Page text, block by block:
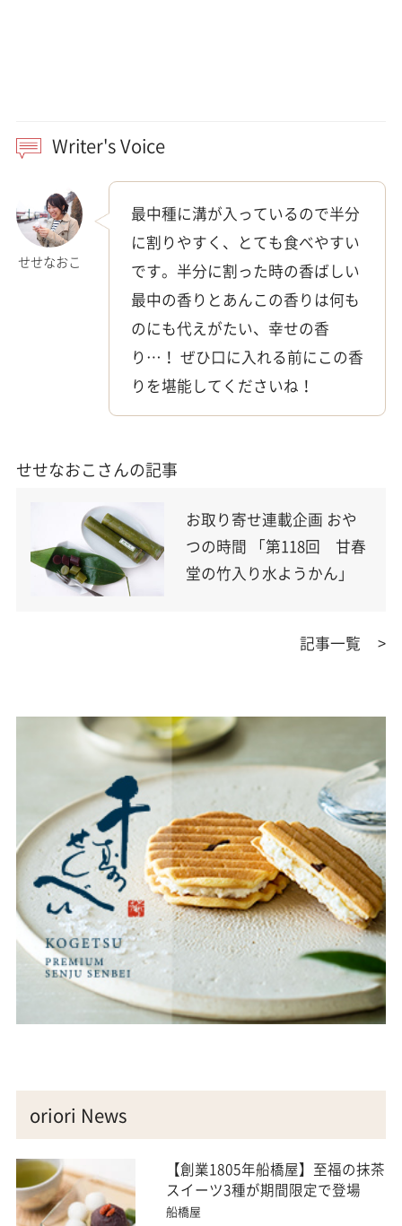
Writer's Voice
せせなおこ
最中種に溝が入っているので半分
に割りやすく、とても食べやすい
です。半分に割った時の香ばしい
最中の香りとあんこの香りは何も
のにも代えがたい、幸せの香
り…！ ぜひ口に入れる前にこの香
りを堪能してくださいね！
せせなおこさんの記事
お取り寄せ連載企画 おや
つの時間 「第118回 甘春
堂の竹入り水ようかん」
記事一覧 >
oriori News
【創業1805年船橋屋】至福の抹茶
スイーツ3種が期間限定で登場
船橋屋